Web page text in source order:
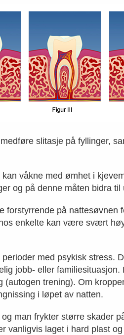
slitasje på fyllinger,
våkne med ømhet i
og på denne måten bidra
forstyrrende på nattesøvnen
enkelte kan være svært
med psykisk stress.
jobb- eller
trening). Om
i løpet av natten.
man frykter større skader
vanligvis laget i hard plast